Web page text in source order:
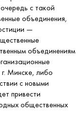
с такой
объединения,
—
объединениям
г. Минске, либо
с новыми
привести
общественных